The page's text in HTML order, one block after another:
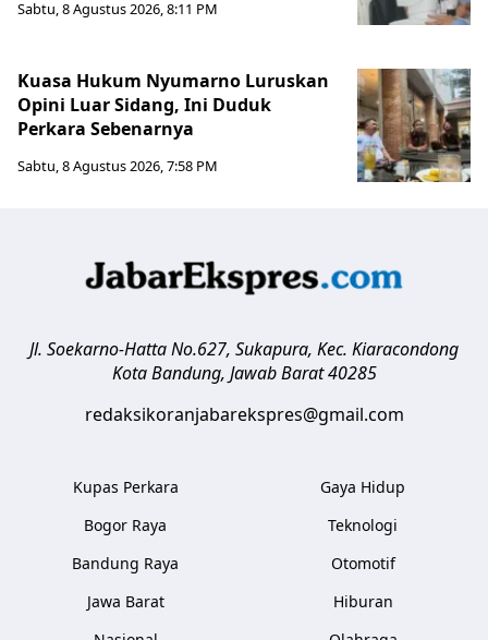
Sabtu, 8 Agustus 2026, 8:11 PM
Kuasa Hukum Nyumarno Luruskan
Opini Luar Sidang, Ini Duduk
Perkara Sebenarnya ​
Sabtu, 8 Agustus 2026, 7:58 PM
Jl. Soekarno-Hatta No.627, Sukapura, Kec. Kiaracondong
Kota Bandung, Jawab Barat 40285
redaksikoranjabarekspres@gmail.com
Kupas Perkara
Bogor Raya
Bandung Raya
Jawa Barat
Gaya Hidup
Teknologi
Otomotif
Hiburan